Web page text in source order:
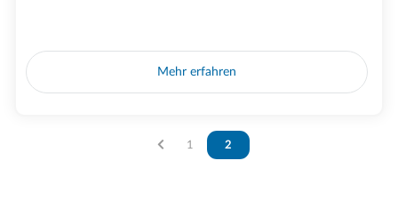
Mehr erfahren
Vous êtes sur la page
1 Vous êtes sur la page
2